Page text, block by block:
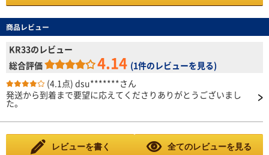
商品レビュー
KR33のレビュー
総合評価
4.14 (1件のレビューを見る)
(4.1点) dsu*******さん
発送から到着まで要望に応えてくださりありがとうございまし
た。
レビューを書く 全てのレビューを見る